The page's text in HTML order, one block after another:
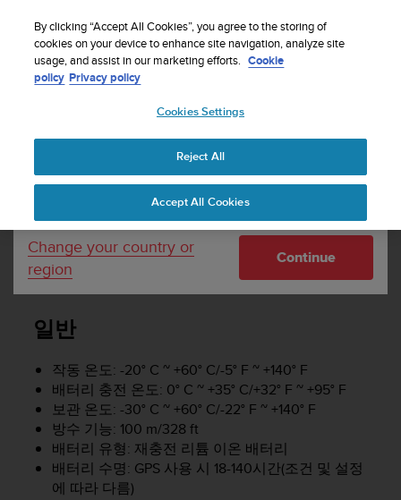
2.6
기술 사양
기술 사양
일반
작동 온도: -20° C ~ +60° C/-5° F ~ +140° F
배터리 충전 온도: 0° C ~ +35° C/+32° F ~ +95° F
보관 온도: -30° C ~ +60° C/-22° F ~ +140° F
방수 기능: 100 m/328 ft
배터리 유형: 재충전 리튬 이온 배터리
배터리 수명: GPS 사용 시 18-140시간(조건 및 설정
에 따라 다름)
Your country or region:
United States
Currency: $ (USD)
Shipping only to United States
Change your country or
region
Continue
By clicking “Accept All Cookies”, you agree to the storing of
cookies on your device to enhance site navigation, analyze site
usage, and assist in our marketing efforts. Cookie
policy Privacy policy
Cookies Settings
Reject All
Accept All Cookies